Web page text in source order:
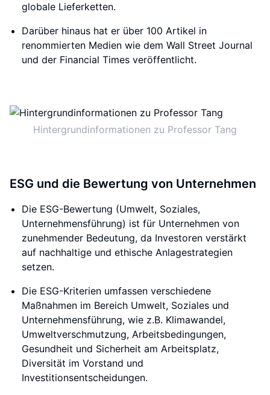
globale Lieferketten.
Darüber hinaus hat er über 100 Artikel in
renommierten Medien wie dem Wall Street Journal
und der Financial Times veröffentlicht.
Hintergrundinformationen zu Professor Tang
ESG und die Bewertung von Unternehmen
Die ESG-Bewertung (Umwelt, Soziales,
Unternehmensführung) ist für Unternehmen von
zunehmender Bedeutung, da Investoren verstärkt
auf nachhaltige und ethische Anlagestrategien
setzen.
Die ESG-Kriterien umfassen verschiedene
Maßnahmen im Bereich Umwelt, Soziales und
Unternehmensführung, wie z.B. Klimawandel,
Umweltverschmutzung, Arbeitsbedingungen,
Gesundheit und Sicherheit am Arbeitsplatz,
Diversität im Vorstand und
Investitionsentscheidungen.